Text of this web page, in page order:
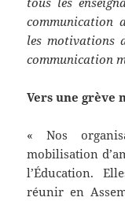
communication
les motivations
communication
Vers une grève
« Nos
mobilisation
l’Éducation.
réunir en